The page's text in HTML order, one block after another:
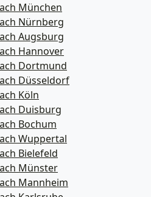
München
Nürnberg
Augsburg
Hannover
Dortmund
Düsseldorf
Köln
Duisburg
Bochum
Wuppertal
Bielefeld
Münster
Mannheim